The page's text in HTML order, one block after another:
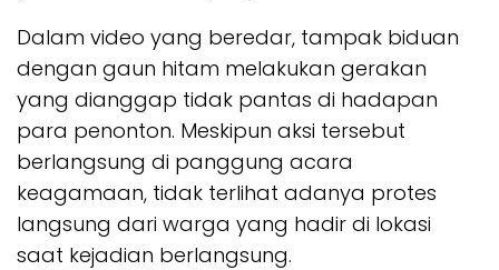
​Dalam video yang beredar, tampak biduan
dengan gaun hitam melakukan gerakan
yang dianggap tidak pantas di hadapan
para penonton. Meskipun aksi tersebut
berlangsung di panggung acara
keagamaan, tidak terlihat adanya protes
langsung dari warga yang hadir di lokasi
saat kejadian berlangsung.